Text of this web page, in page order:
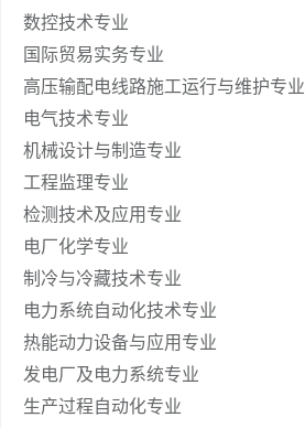
数控技术专业
国际贸易实务专业
高压输配电线路施工运行与维护专业
电气技术专业
机械设计与制造专业
工程监理专业
检测技术及应用专业
电厂化学专业
制冷与冷藏技术专业
电力系统自动化技术专业
热能动力设备与应用专业
发电厂及电力系统专业
生产过程自动化专业